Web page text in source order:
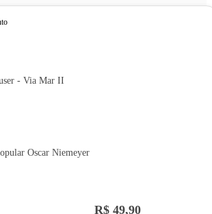
- Via Mar II
Oscar Niemeyer
R$ 49,90